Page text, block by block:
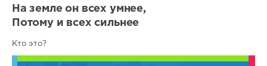
На земле он всех умнее,
Потому и всех сильнее
Кто это?